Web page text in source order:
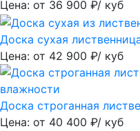
Цена: от 36 900 ₽/ куб
Доска сухая
Цена: от 42 900 ₽/ куб
Доска строганная
Цена: от 40 400 ₽/ куб